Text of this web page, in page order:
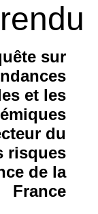
sur
et les
du
risques
de la
France